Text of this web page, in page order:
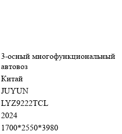
3-осный многофункциональный
автовоз
Китай
JUYUN
LYZ9222TCL
2024
1700*2550*3980